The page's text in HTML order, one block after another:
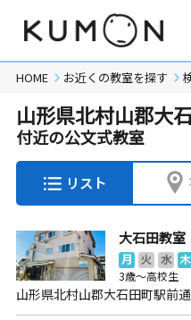
HOME お近くの教室を探す
山形県北村山郡大
付近の公文式教室
リスト
大石田教室
月 火 水 木
3歳～高校生
山形県北村山郡大石田町駅前